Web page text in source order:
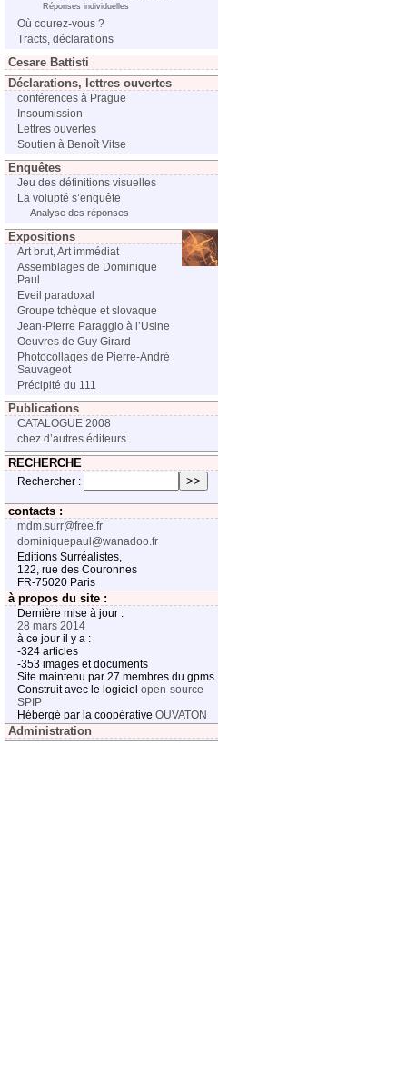
Réponses individuelles
Où courez-vous ?
Tracts, déclarations
Cesare Battisti
Déclarations, lettres ouvertes
conférences à Prague
Insoumission
Lettres ouvertes
Soutien à Benoît Vitse
Enquêtes
Jeu des définitions visuelles
La volupté s’enquête
Analyse des réponses
Expositions
Art brut, Art immédiat
Assemblages de Dominique
Paul
Eveil paradoxal
Groupe tchèque et slovaque
Jean-Pierre Paraggio à l’Usine
Oeuvres de Guy Girard
Photocollages de Pierre-André
Sauvageot
Précipité du 111
Publications
CATALOGUE 2008
chez d’autres éditeurs
RECHERCHE
Rechercher :
contacts :
mdm.surr@free.fr
dominiquepaul@wanadoo.fr
Editions Surréalistes,
122, rue des Couronnes
FR-75020 Paris
à propos du site :
Dernière mise à jour :
28 mars 2014
à ce jour il y a :
-324 articles
-353 images et documents
Site maintenu par 27 membres du gpms
Construit avec le logiciel open-source
SPIP
Hébergé par la coopérative OUVATON
Administration